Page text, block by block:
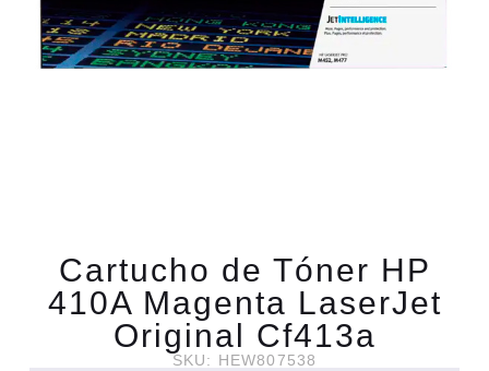
Cartucho de Tóner HP
410A Magenta LaserJet
Original Cf413a
SKU: HEW807538